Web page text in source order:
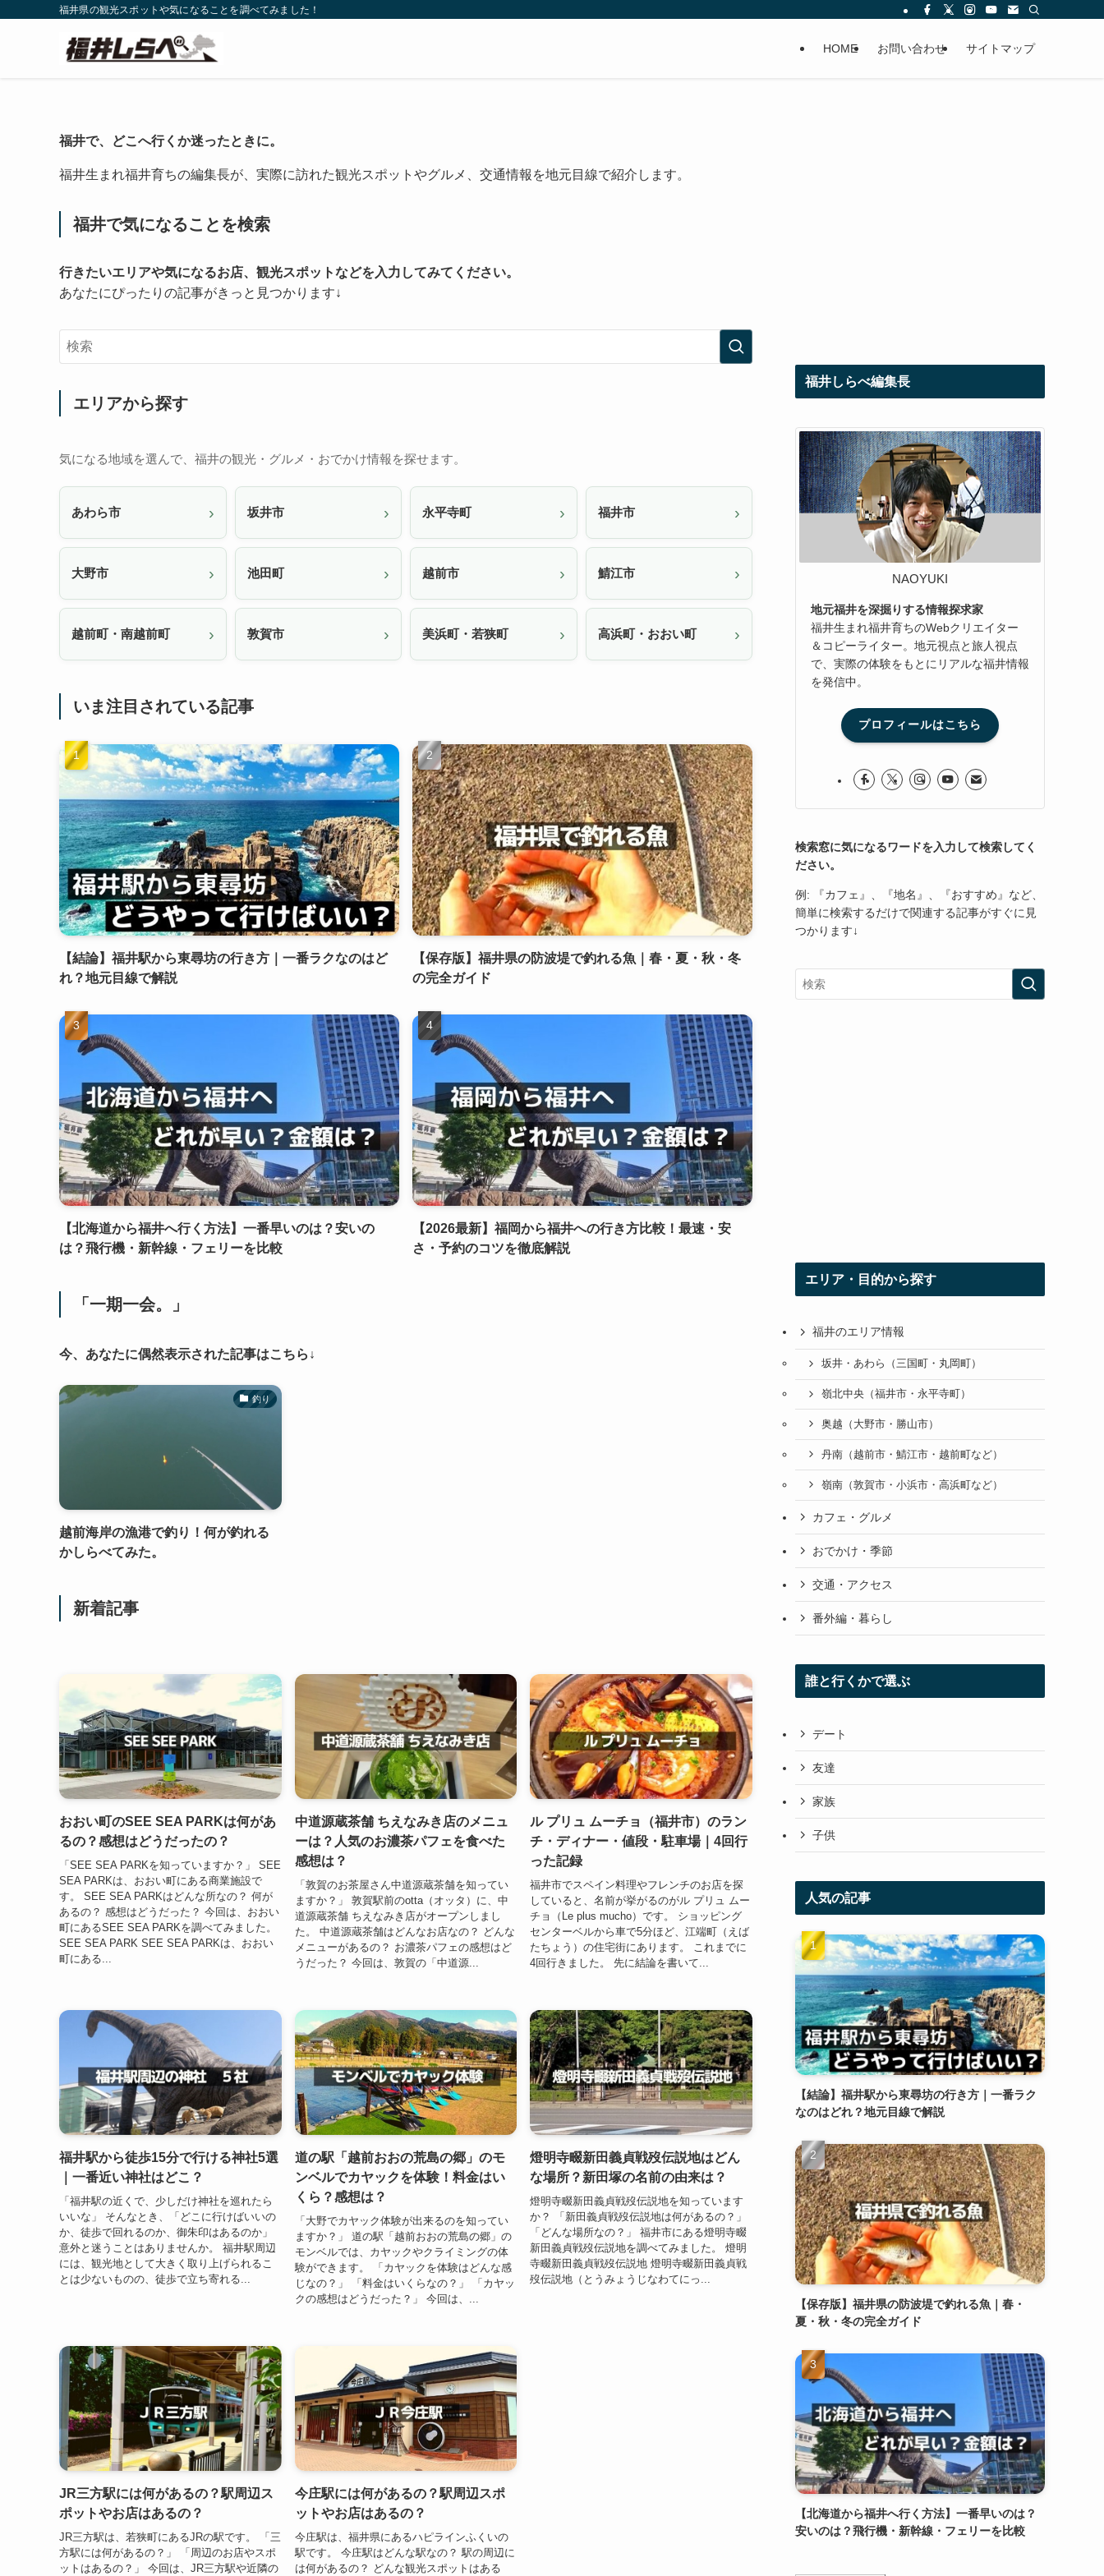
福井県の観光スポットや気になることを調べてみました！
HOME お問い合わせ サイトマップ
福井で、どこへ行くか迷ったときに。
福井生まれ福井育ちの編集長が、実際に訪れた観光スポットやグルメ、交通情報を地元目線で紹介します。
福井で気になることを検索
行きたいエリアや気になるお店、観光スポットなどを入力してみてください。
あなたにぴったりの記事がきっと見つかります↓
エリアから探す
気になる地域を選んで、福井の観光・グルメ・おでかけ情報を探せます。
あわら市 坂井市 永平寺町 福井市
大野市 池田町 越前市 鯖江市
越前町・南越前町 敦賀市 美浜町・若狭町 高浜町・おおい町
いま注目されている記事
【結論】福井駅から東尋坊の行き方｜一番ラクなのはど
れ？地元目線で解説
【保存版】福井県の防波堤で釣れる魚｜春・夏・秋・冬
の完全ガイド
【北海道から福井へ行く方法】一番早いのは？安いの
は？飛行機・新幹線・フェリーを比較
【2026最新】福岡から福井への行き方比較！最速・安
さ・予約のコツを徹底解説
「一期一会。」
今、あなたに偶然表示された記事はこちら↓
釣り
越前海岸の漁港で釣り！何が釣れる
かしらべてみた。
新着記事
おおい町のSEE SEA PARKは何があ
るの？感想はどうだったの？
「SEE SEA PARKを知っていますか？」 SEE
SEA PARKは、おおい町にある商業施設で
す。 SEE SEA PARKはどんな所なの？ 何が
あるの？ 感想はどうだった？ 今回は、おおい
町にあるSEE SEA PARKを調べてみました。
SEE SEA PARK SEE SEA PARKは、おおい
町にある...
中道源蔵茶舗 ちえなみき店のメニュ
ーは？人気のお濃茶パフェを食べた
感想は？
「敦賀のお茶屋さん中道源蔵茶舗を知ってい
ますか？」 敦賀駅前のotta（オッタ）に、中
道源蔵茶舗 ちえなみき店がオープンしまし
た。 中道源蔵茶舗はどんなお店なの？ どんな
メニューがあるの？ お濃茶パフェの感想はど
うだった？ 今回は、敦賀の「中道源...
ル プリュ ムーチョ（福井市）のラン
チ・ディナー・値段・駐車場｜4回行
った記録
福井市でスペイン料理やフレンチのお店を探
していると、名前が挙がるのがル プリュ ムー
チョ（Le plus mucho）です。 ショッピング
センターベルから車で5分ほど、江端町（えば
たちょう）の住宅街にあります。 これまでに
4回行きました。 先に結論を書いて...
福井駅から徒歩15分で行ける神社5選
｜一番近い神社はどこ？
「福井駅の近くで、少しだけ神社を巡れたら
いいな」 そんなとき、「どこに行けばいいの
か、徒歩で回れるのか、御朱印はあるのか」
意外と迷うことはありませんか。 福井駅周辺
には、観光地として大きく取り上げられるこ
とは少ないものの、徒歩で立ち寄れる...
道の駅「越前おおの荒島の郷」のモ
ンベルでカヤックを体験！料金はい
くら？感想は？
「大野でカヤック体験が出来るのを知ってい
ますか？」 道の駅「越前おおの荒島の郷」の
モンベルでは、カヤックやクライミングの体
験ができます。 「カヤックを体験はどんな感
じなの？」 「料金はいくらなの？」 「カヤッ
クの感想はどうだった？」 今回は、...
燈明寺畷新田義貞戦歿伝説地はどん
な場所？新田塚の名前の由来は？
燈明寺畷新田義貞戦歿伝説地を知っています
か？ 「新田義貞戦歿伝説地は何があるの？」
「どんな場所なの？」 福井市にある燈明寺畷
新田義貞戦歿伝説地を調べてみました。 燈明
寺畷新田義貞戦歿伝説地 燈明寺畷新田義貞戦
歿伝説地（とうみょうじなわてにっ...
JR三方駅には何があるの？駅周辺ス
ポットやお店はあるの？
JR三方駅は、若狭町にあるJRの駅です。 「三
方駅には何があるの？」 「周辺のお店やスポ
ットはあるの？」 今回は、JR三方駅や近隣の
今庄駅には何があるの？駅周辺スポ
ットやお店はあるの？
今庄駅は、福井県にあるハピラインふくいの
駅です。 今庄駅はどんな駅なの？ 駅の周辺に
は何があるの？ どんな観光スポットはある
福井しらべ編集長
NAOYUKI
地元福井を深掘りする情報探求家
福井生まれ福井育ちのWebクリエイター
＆コピーライター。地元視点と旅人視点
で、実際の体験をもとにリアルな福井情報
を発信中。
プロフィールはこちら
検索窓に気になるワードを入力して検索してく
ださい。
例: 『カフェ』、『地名』、『おすすめ』など、
簡単に検索するだけで関連する記事がすぐに見
つかります↓
エリア・目的から探す
福井のエリア情報
坂井・あわら（三国町・丸岡町）
嶺北中央（福井市・永平寺町）
奥越（大野市・勝山市）
丹南（越前市・鯖江市・越前町など）
嶺南（敦賀市・小浜市・高浜町など）
カフェ・グルメ
おでかけ・季節
交通・アクセス
番外編・暮らし
誰と行くかで選ぶ
デート
友達
家族
子供
人気の記事
【結論】福井駅から東尋坊の行き方｜一番ラク
なのはどれ？地元目線で解説
【保存版】福井県の防波堤で釣れる魚｜春・
夏・秋・冬の完全ガイド
【北海道から福井へ行く方法】一番早いのは？
安いのは？飛行機・新幹線・フェリーを比較